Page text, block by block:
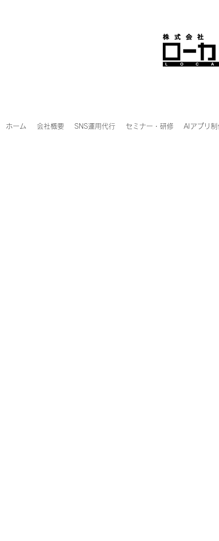
ホーム 会社概要 SNS運用代行 セミナー・研修 AIアプリ制